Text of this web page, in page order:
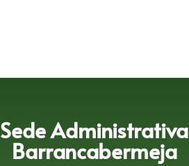
Sede Administrativa
Barrancabermeja